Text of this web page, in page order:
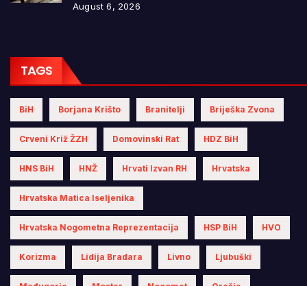
August 6, 2026
TAGS
BiH Borjana Krišto Branitelji Briješka Zvona
Crveni Križ ŽZH Domovinski Rat HDZ BiH
HNS BiH HNŽ Hrvati Izvan RH Hrvatska
Hrvatska Matica Iseljenika
Hrvatska Nogometna Reprezentacija HSP BiH HVO
Korizma Lidija Bradara Livno Ljubuški